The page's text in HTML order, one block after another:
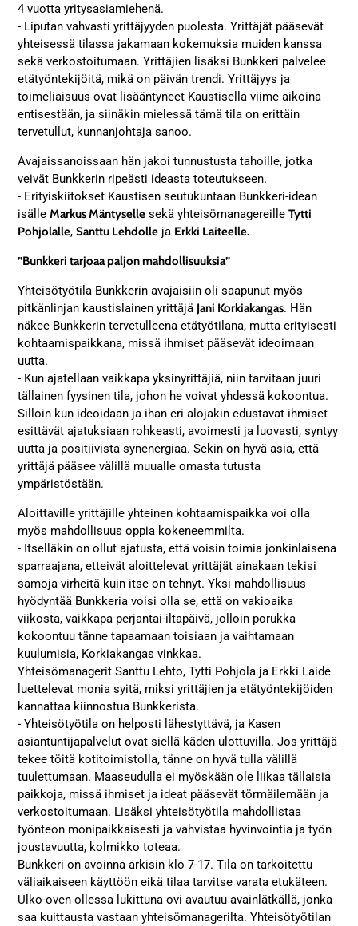
4 vuotta yritysasiamiehenä.
- Liputan vahvasti yrittäjyyden puolesta. Yrittäjät pääsevät
yhteisessä tilassa jakamaan kokemuksia muiden kanssa
sekä verkostoitumaan. Yrittäjien lisäksi Bunkkeri palvelee
etätyöntekijöitä, mikä on päivän trendi. Yrittäjyys ja
toimeliaisuus ovat lisääntyneet Kaustisella viime aikoina
entisestään, ja siinäkin mielessä tämä tila on erittäin
tervetullut, kunnanjohtaja sanoo.
Avajaissanoissaan hän jakoi tunnustusta tahoille, jotka
veivät Bunkkerin ripeästi ideasta toteutukseen.
- Erityiskiitokset Kaustisen seutukuntaan Bunkkeri-idean
isälleMarkus Mäntyselle sekä yhteisömanagereilleTytti
Pohjolalle,Santtu Lehdolle ja Erkki Laiteelle.
”Bunkkeri tarjoaa paljon mahdollisuuksia”
Yhteisötyötila Bunkkerin avajaisiin oli saapunut myös
pitkänlinjan kaustislainen yrittäjä Jani Korkiakangas. Hän
näkee Bunkkerin tervetulleena etätyötilana, mutta erityisesti
kohtaamispaikkana, missä ihmiset pääsevät ideoimaan
uutta.
- Kun ajatellaan vaikkapa yksinyrittäjiä, niin tarvitaan juuri
tällainen fyysinen tila, johon he voivat yhdessä kokoontua.
Silloin kun ideoidaan ja ihan eri alojakin edustavat ihmiset
esittävät ajatuksiaan rohkeasti, avoimesti ja luovasti, syntyy
uutta ja positiivista synenergiaa. Sekin on hyvä asia, että
yrittäjä pääsee välillä muualle omasta tutusta
ympäristöstään.
Aloittaville yrittäjille yhteinen kohtaamispaikka voi olla
myös mahdollisuus oppia kokeneemmilta.
- Itselläkin on ollut ajatusta, että voisin toimia jonkinlaisena
sparraajana, etteivät aloittelevat yrittäjät ainakaan tekisi
samoja virheitä kuin itse on tehnyt. Yksi mahdollisuus
hyödyntää Bunkkeria voisi olla se, että on vakioaika
viikosta, vaikkapa perjantai-iltapäivä, jolloin porukka
kokoontuu tänne tapaamaan toisiaan ja vaihtamaan
kuulumisia, Korkiakangas vinkkaa.
Yhteisömanagerit Santtu Lehto, Tytti Pohjola ja Erkki Laide
luettelevat monia syitä, miksi yrittäjien ja etätyöntekijöiden
kannattaa kiinnostua Bunkkerista.
- Yhteisötyötila on helposti lähestyttävä, ja Kasen
asiantuntijapalvelut ovat siellä käden ulottuvilla. Jos yrittäjä
tekee töitä kotitoimistolla, tänne on hyvä tulla välillä
tuulettumaan. Maaseudulla ei myöskään ole liikaa tällaisia
paikkoja, missä ihmiset ja ideat pääsevät törmäilemään ja
verkostoitumaan. Lisäksi yhteisötyötila mahdollistaa
työnteon monipaikkaisesti ja vahvistaa hyvinvointia ja työn
joustavuutta, kolmikko toteaa.
Bunkkeri on avoinna arkisin klo 7-17. Tila on tarkoitettu
väliaikaiseen käyttöön eikä tilaa tarvitse varata etukäteen.
Ulko-oven ollessa lukittuna ovi avautuu avainlätkällä, jonka
saa kuittausta vastaan yhteisömanagerilta. Yhteisötyötilan